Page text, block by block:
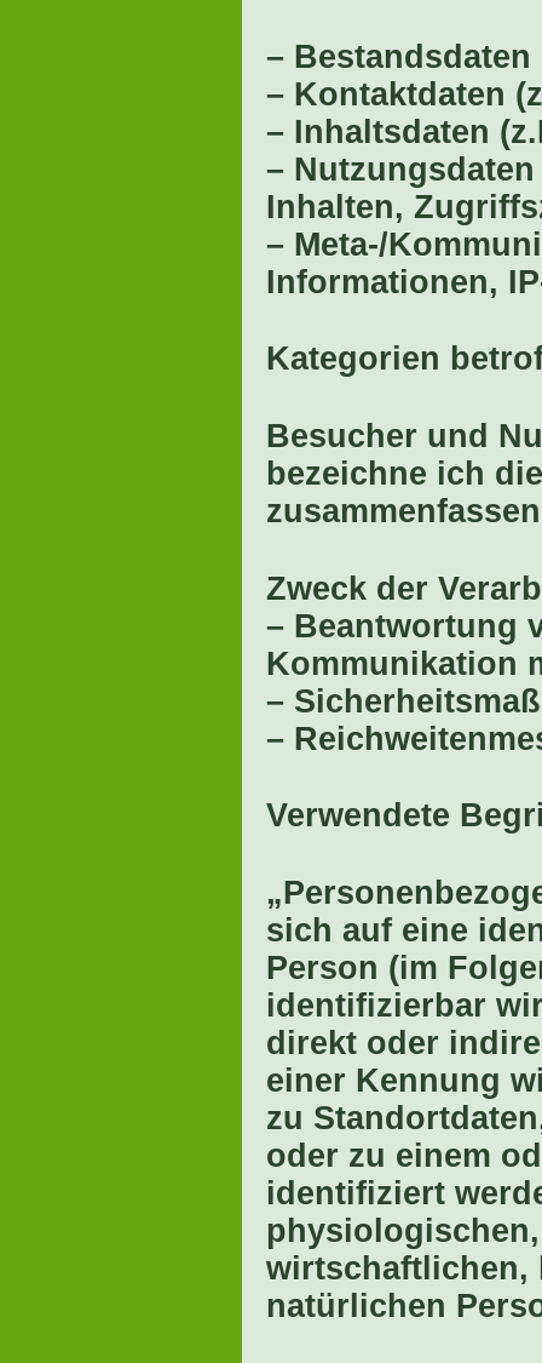
– Bestandsdaten
– Kontaktdaten
– Inhaltsdaten
–
Inhalten,
– Meta-/
Informationen,
Kategorien
Besucher und
bezeichne ich
Zweck der
– Beantwortung
Kommunikation
–
–
Verwendete
sich auf eine
Person (im
identifizierbar
direkt oder
einer Kennung
zu
oder zu einem
identifiziert
wirtschaftlichen,
natürlichen